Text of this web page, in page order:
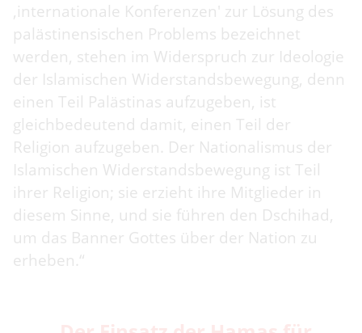
‚internationale Konferenzen' zur Lösung des
palästinensischen Problems bezeichnet
werden, stehen im Widerspruch zur Ideologie
der Islamischen Widerstandsbewegung, denn
einen Teil Palästinas aufzugeben, ist
gleichbedeutend damit, einen Teil der
Religion aufzugeben. Der Nationalismus der
Islamischen Widerstandsbewegung ist Teil
ihrer Religion; sie erzieht ihre Mitglieder in
diesem Sinne, und sie führen den Dschihad,
um das Banner Gottes über der Nation zu
erheben.“